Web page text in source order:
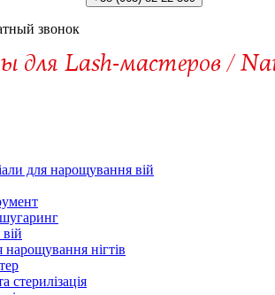
звонок
для нарощування вій
шугаринг
нігтів
стерилізація